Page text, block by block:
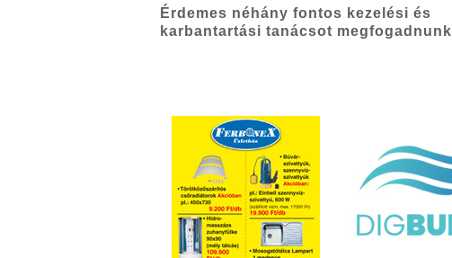
Érdemes néhány fontos kezelési és
karbantartási tanácsot megfogadnunk